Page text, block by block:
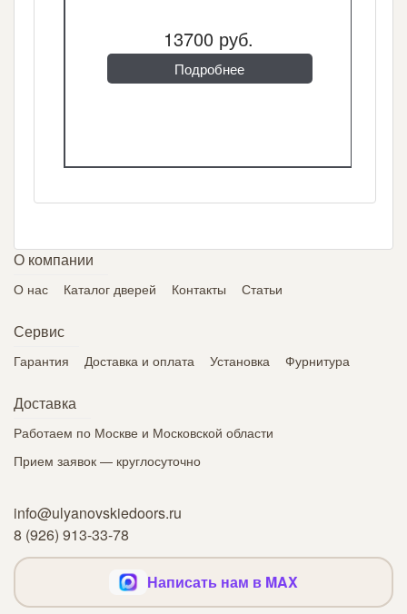
13700 руб.
Подробнее
О компании
О нас Каталог дверей Контакты Статьи
Сервис
Гарантия Доставка и оплата Установка Фурнитура
Доставка
Работаем по Москве и Московской области
Прием заявок — круглосуточно
info@ulyanovskiedoors.ru
8 (926) 913-33-78
Написать нам в MAX